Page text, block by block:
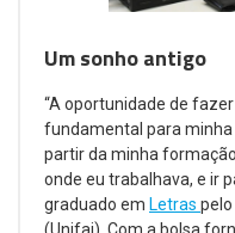
Um sonho antigo
“A oportunidade de
fundamental para minha
partir da minha
onde eu trabalhava, e ir
graduado em Letras